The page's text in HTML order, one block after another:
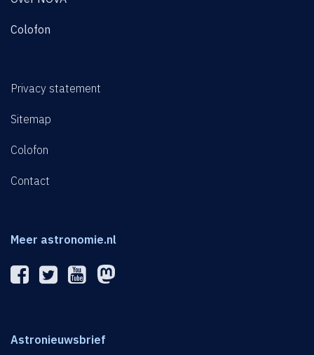
Colofon
Privacy statement
Sitemap
Colofon
Contact
Meer astronomie.nl
Astronieuwsbrief